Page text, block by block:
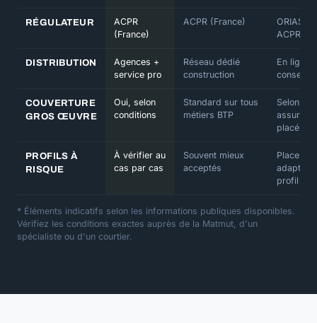
RÉGULATEUR
ACPR
(France)
ACPR (France)
ORIAS +
ACPR
DISTRIBUTION
Agences +
service pro
Réseau dédié
construction
En ligne /
conseiller
COUVERTURE
GROS ŒUVRE
Oui, selon
conditions
Standard sur tous
métiers BTP
Selon
assureur
placé
PROFILS À
RISQUE
À vérifier au
cas par cas
Souvent mieux
acceptés
adapté
profil
* Éléments indicatifs selon les informations publiques disponibles.
Vérifiez les conditions exactes auprès de la Matmut, d'un
spécialiste ou d'un courtier.